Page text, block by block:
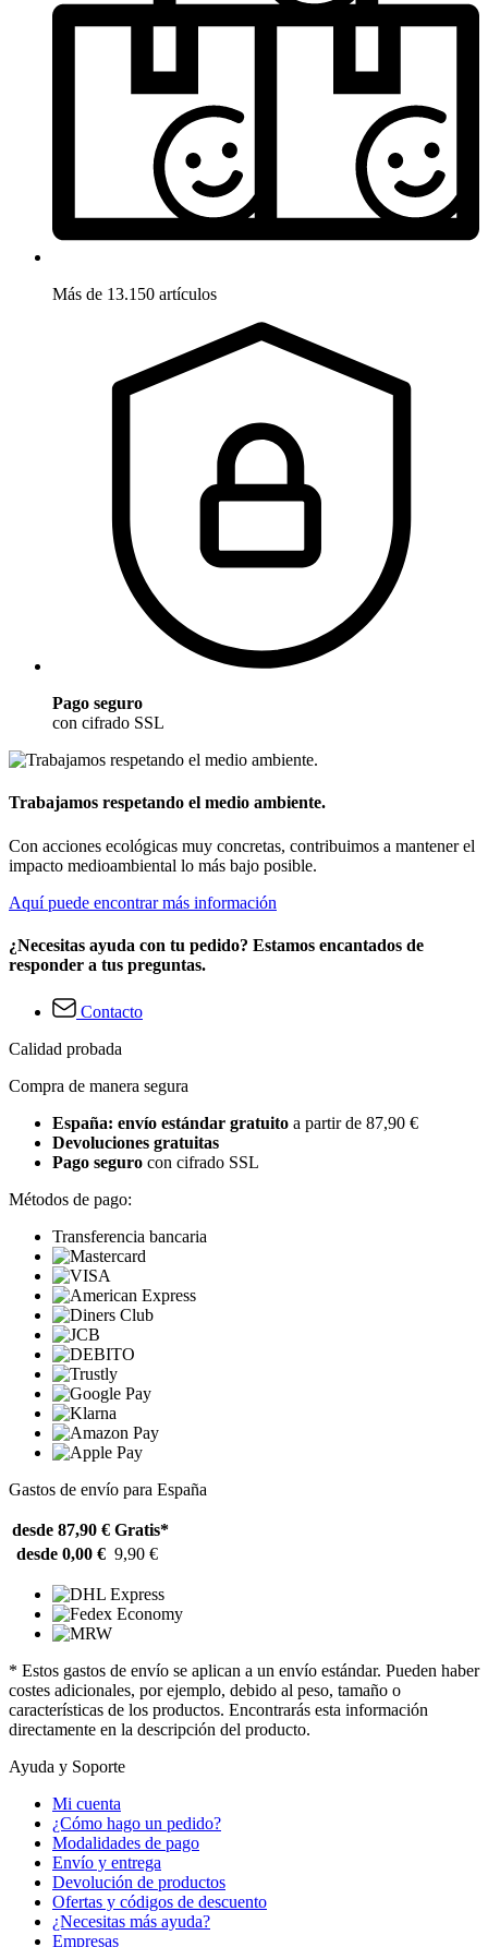
Más de 13.150 artículos
Pago seguro
con cifrado SSL
Trabajamos respetando el medio ambiente.
Con acciones ecológicas muy concretas, contribuimos a mantener el
impacto medioambiental lo más bajo posible.
Aquí puede encontrar más información
¿Necesitas ayuda con tu pedido? Estamos encantados de
responder a tus preguntas.
Contacto
Calidad probada
Compra de manera segura
España: envío estándar gratuito a partir de 87,90 €
Devoluciones gratuitas
Pago seguro con cifrado SSL
Métodos de pago:
Transferencia bancaria
Gastos de envío para España
desde 87,90 € Gratis*
desde 0,00 € 9,90 €
* Estos gastos de envío se aplican a un envío estándar. Pueden haber
costes adicionales, por ejemplo, debido al peso, tamaño o
características de los productos. Encontrarás esta información
directamente en la descripción del producto.
Ayuda y Soporte
Mi cuenta
¿Cómo hago un pedido?
Modalidades de pago
Envío y entrega
Devolución de productos
Ofertas y códigos de descuento
¿Necesitas más ayuda?
Empresas